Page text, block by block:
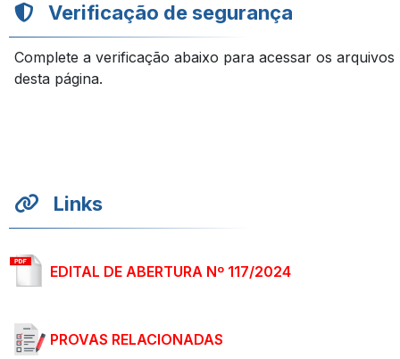
Verificação de segurança
Complete a verificação abaixo para acessar os arquivos
desta página.
Links
EDITAL DE ABERTURA Nº 117/2024
PROVAS RELACIONADAS